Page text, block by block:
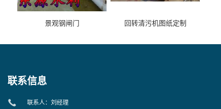
景观钢闸门 回转清污机图纸定制
联系信息
联系人：刘经理